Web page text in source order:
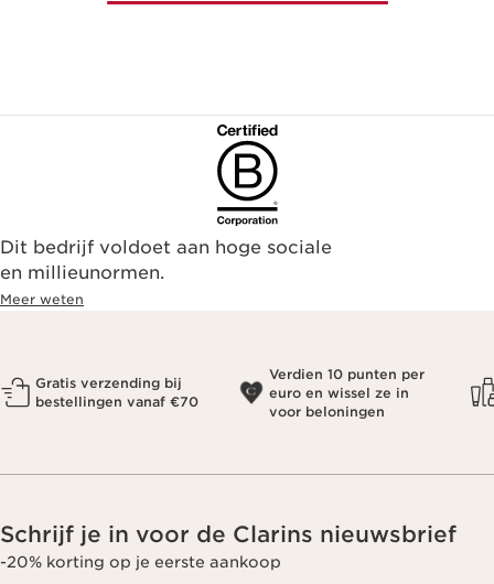
Dit bedrijf voldoet aan hoge sociale
en millieunormen.
Meer weten
Gratis verzending bij
bestellingen vanaf €70
Verdien 10 punten per
euro en wissel ze in
voor beloningen
Schrijf je in voor de Clarins nieuwsbrief
-20% korting op je eerste aankoop